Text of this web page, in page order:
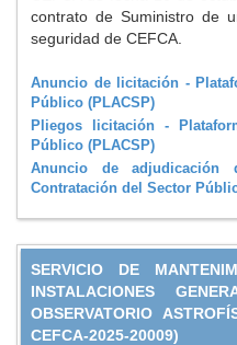
contrato de Suministro de
seguridad de CEFCA.
Anuncio de licitación -
Público (PLACSP)
Pliegos licitación -
Público (PLACSP)
Anuncio de adjudicación
Contratación del Sector
SERVICIO DE
INSTALACIONES
OBSERVATORIO
CEFCA-2025-20009)